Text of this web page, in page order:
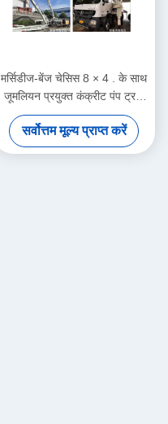
मर्सिडीज-बेंज चेसिस 8 × 4 . के साथ
जूमलियन प्रयुक्त कंक्रीट पंप ट्रक
का पुनरुत्पादन
सर्वोत्तम मूल्य प्राप्त करें